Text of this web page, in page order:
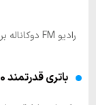
رادیو FM دوکاناله برای پخش موسیقی بدون اینترنت
باتری قدرتمند 6000 میلی‌آمپری + کلید سه حالته